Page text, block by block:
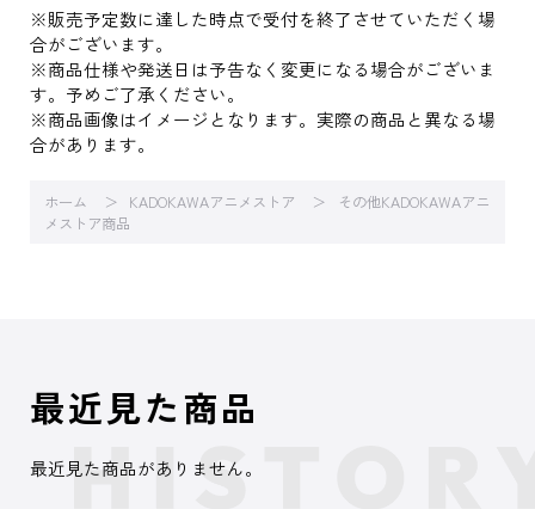
※販売予定数に達した時点で受付を終了させていただく場
合がございます。
※商品仕様や発送日は予告なく変更になる場合がございま
す。予めご了承ください。
※商品画像はイメージとなります。実際の商品と異なる場
合があります。
ホーム KADOKAWAアニメストア
その他KADOKAWAアニ
メストア商品
最近見た商品
最近見た商品がありません。